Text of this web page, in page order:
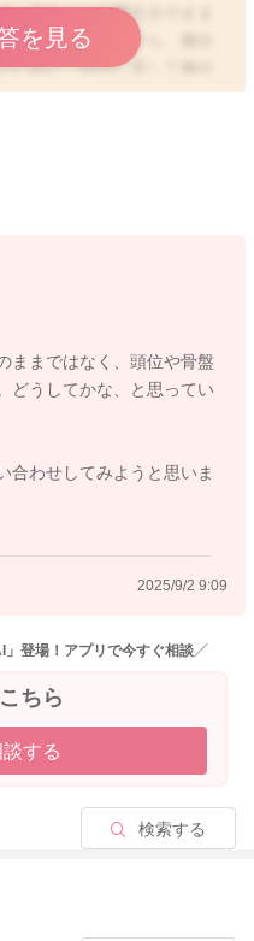
、赤ちゃんが横向きのまま
骨盤位に直してから、娩出
ために、頭位に直して娩出
しれません。詳細なことは
せんね。
を見る
ままではなく、頭位や骨盤
どうしてかな、と思ってい
合わせしてみようと思いま
2025/9/2 9:09
登場！アプリで今すぐ相談／
ちら
する
検索する